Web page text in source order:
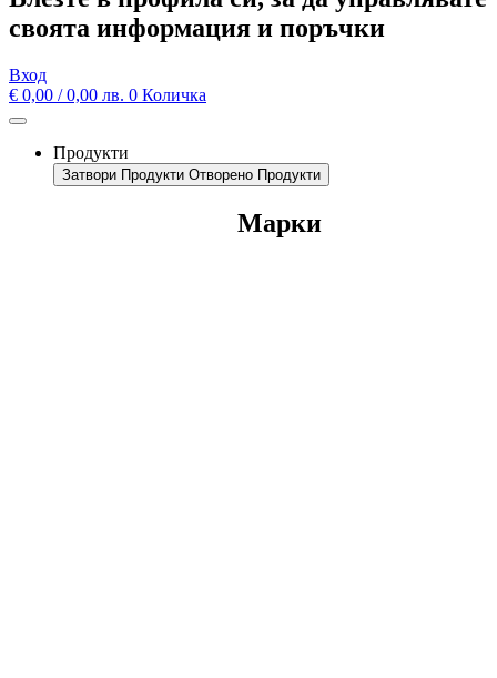
своята информация и поръчки
Вход
€ 0,00 / 0,00 лв. 0 Количка
Продукти
Затвори Продукти Отворено Продукти
Марки